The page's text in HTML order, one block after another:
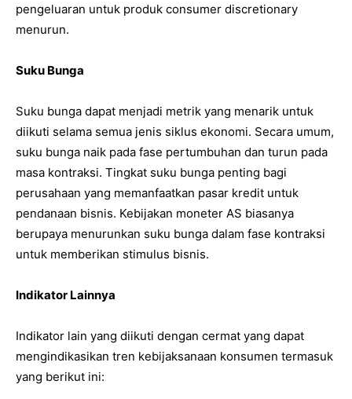
pengeluaran untuk produk consumer discretionary
menurun.
Suku Bunga
Suku bunga dapat menjadi metrik yang menarik untuk
diikuti selama semua jenis siklus ekonomi. Secara umum,
suku bunga naik pada fase pertumbuhan dan turun pada
masa kontraksi. Tingkat suku bunga penting bagi
perusahaan yang memanfaatkan pasar kredit untuk
pendanaan bisnis. Kebijakan moneter AS biasanya
berupaya menurunkan suku bunga dalam fase kontraksi
untuk memberikan stimulus bisnis.
Indikator Lainnya
Indikator lain yang diikuti dengan cermat yang dapat
mengindikasikan tren kebijaksanaan konsumen termasuk
yang berikut ini: